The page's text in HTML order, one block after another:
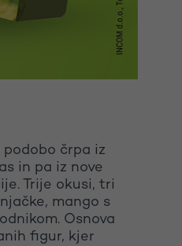
črpa iz
in pa iz nove
Trije okusi, tri
mango s
Osnova
figur, kjer